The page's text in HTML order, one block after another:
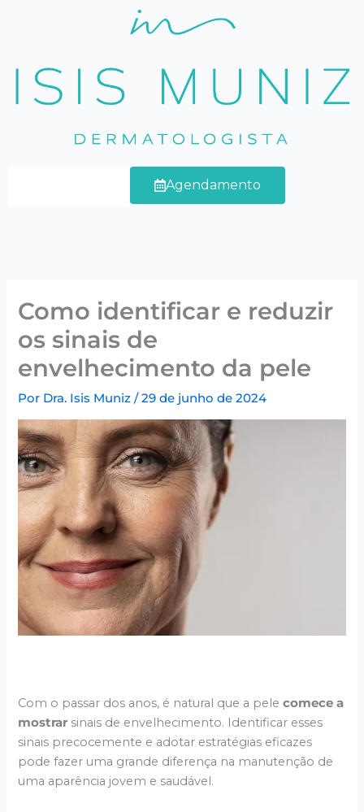
conteúdo
Agendamento
Como identificar e reduzir
os sinais de
envelhecimento da pele
Por Dra. Isis Muniz/29 de junho de 2024
Com o passar dos anos, é natural que a pelecomece a
mostrar sinais de envelhecimento. Identificar esses
sinais precocemente e adotar estratégias eficazes
pode fazer uma grande diferença na manutenção de
uma aparência jovem e saudável.